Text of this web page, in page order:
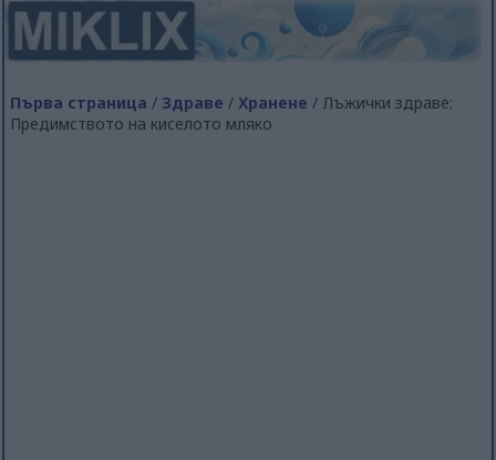
Първа страница / Здраве / Хранене / Лъжички здраве:
Предимството на киселото мляко